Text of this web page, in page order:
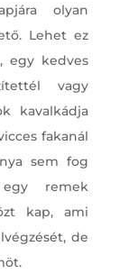
olyan
Lehet ez
egy kedves
vagy
kavalkádja
fakanál
sem fog
remek
kap, ami
de